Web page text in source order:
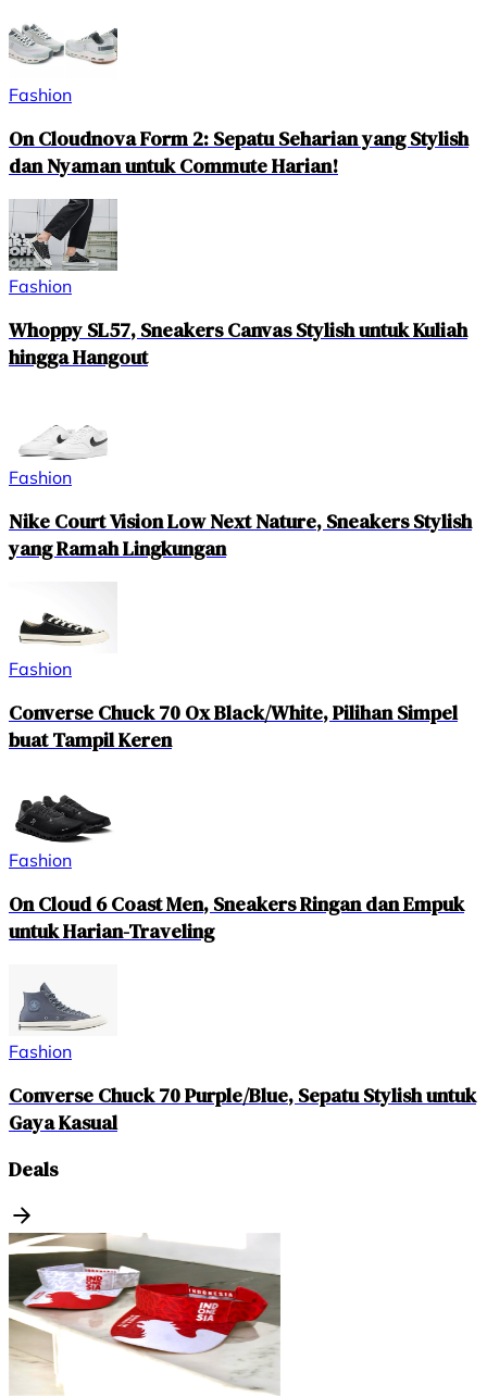
Fashion
On Cloudnova Form 2: Sepatu Seharian yang Stylish
dan Nyaman untuk Commute Harian!
Fashion
Whoppy SL57, Sneakers Canvas Stylish untuk Kuliah
hingga Hangout
Fashion
Nike Court Vision Low Next Nature, Sneakers Stylish
yang Ramah Lingkungan
Fashion
Converse Chuck 70 Ox Black/White, Pilihan Simpel
buat Tampil Keren
Fashion
On Cloud 6 Coast Men, Sneakers Ringan dan Empuk
untuk Harian-Traveling
Fashion
Converse Chuck 70 Purple/Blue, Sepatu Stylish untuk
Gaya Kasual
Deals